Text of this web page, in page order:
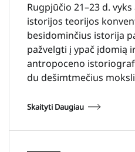
Rugpjūčio 21–23 d.
istorijos teorijos
besidominčius istorija
pažvelgti į ypač įdomią
antropoceno
du dešimtmečius
Skaityti Daugiau